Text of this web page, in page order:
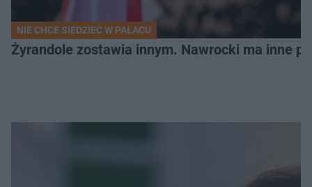
NIE CHCE SIEDZIEĆ W PAŁACU
Żyrandole zostawia innym. Nawrocki ma inne